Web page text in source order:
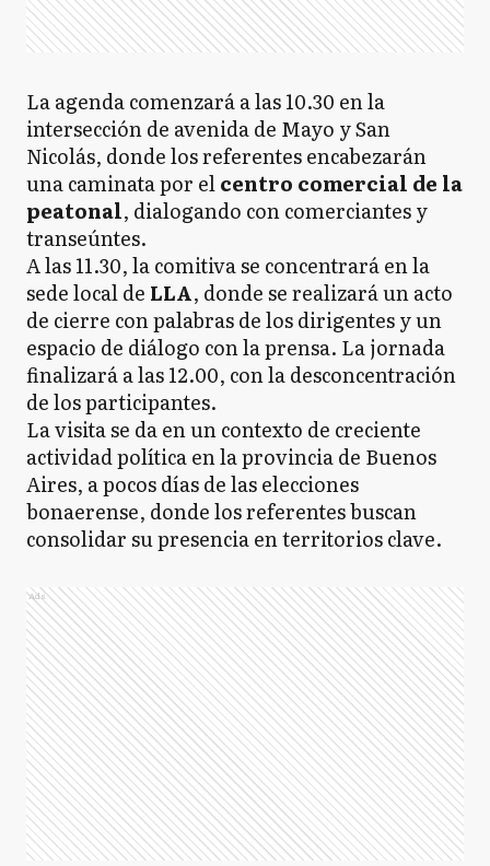
La agenda comenzará a las 10.30 en la
intersección de avenida de Mayo y San
Nicolás, donde los referentes encabezarán
una caminata por elcentro comercial de la
peatonal, dialogando con comerciantes y
transeúntes.
A las 11.30, la comitiva se concentrará en la
sede local de LLA, donde se realizará un acto
de cierre con palabras de los dirigentes y un
espacio de diálogo con la prensa. La jornada
finalizará a las 12.00, con la desconcentración
de los participantes.
La visita se da en un contexto de creciente
actividad política en la provincia de Buenos
Aires, a pocos días de las elecciones
bonaerense, donde los referentes buscan
consolidar su presencia en territorios clave.
Ads